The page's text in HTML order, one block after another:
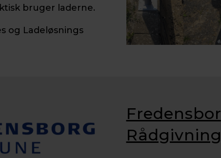
bruger laderne.
og Ladeløsnings